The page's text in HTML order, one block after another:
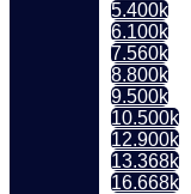
5.400k
6.100k
7.560k
8.800k
9.500k
10.500k
12.900k
13.368k
16.668k